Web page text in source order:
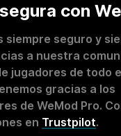
con
siempre seguro y
a nuestra
jugadores de todo
gracias a los
de WeMod Pro.
en Trustpilot.